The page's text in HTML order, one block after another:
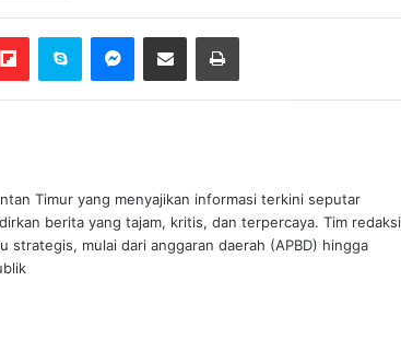
FlipboardSkype Messenger
Bagikan melalui Email Cetak
Timur yang menyajikan informasi terkini seputar
berita yang tajam, kritis, dan terpercaya. Tim redaksi
mulai dari anggaran daerah (APBD) hingga